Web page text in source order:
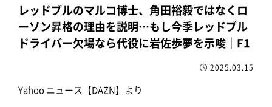
レッドブルのマルコ博士、角田裕毅ではなくロ
ーソン昇格の理由を説明…もし今季レッドブル
ドライバー欠場なら代役に岩佐歩夢を示唆｜F1
2025.03.15
Yahoo ニュース【DAZN】より